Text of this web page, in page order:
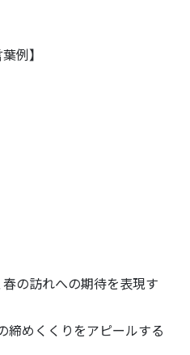
例】
の訪れへの期待を表現す
締めくくりをアピールする